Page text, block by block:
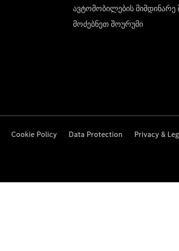
ავტომობილების მიმდინარე
მოძებნეთ შოურუმი
Cookie Policy Data Protection Privacy &